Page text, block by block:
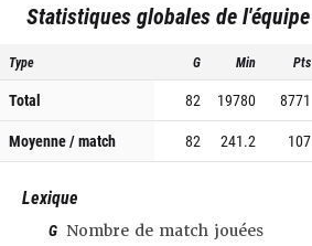
Statistiques globales de l'équipe
Type G Min Pts
Total 82 19780 8771
Moyenne / match
82 241.2 107
Lexique
G Nombre de match jouées